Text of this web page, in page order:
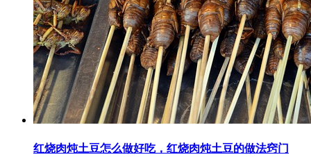
红烧肉炖土豆怎么做好吃，红烧肉炖土豆的做法窍门